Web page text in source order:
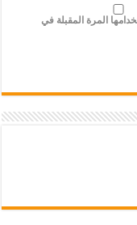
المرة المقبلة في